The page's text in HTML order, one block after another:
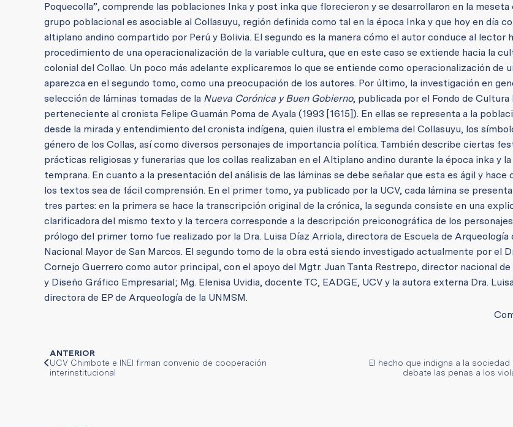
Poquecolla”, comprende las poblaciones Inka y post inka que florecieron y se desarrollaron en la meseta
grupo poblacional es asociable al Collasuyu, región definida como tal en la época Inka y que hoy en día
altiplano andino compartido por Perú y Bolivia. El segundo es la manera cómo el autor conduce al lector
procedimiento de una operacionalización de la variable cultura, que en este caso se extiende hacia la
colonial del Collao. Un poco más adelante explicaremos lo que se entiende como operacionalización de
aparezca en el segundo tomo, como una preocupación de los autores. Por último, la investigación en
selección de láminas tomadas de la Nueva Corónica y Buen Gobierno, publicada por el Fondo de Cultura
perteneciente al cronista Felipe Guamán Poma de Ayala (1993 [1615]). En ellas se representa a la
desde la mirada y entendimiento del cronista indígena, quien ilustra el emblema del Collasuyu, los
género de los Collas, así como diversos personajes de importancia política. También describe ciertas
prácticas religiosas y funerarias que los collas realizaban en el Altiplano andino durante la época inka y la
temprana. En cuanto a la presentación del análisis de las láminas se debe señalar que esta es ágil y hace
los textos sea de fácil comprensión. En el primer tomo, ya publicado por la UCV, cada lámina se
tres partes: en la primera se hace la transcripción original de la crónica, la segunda consiste en una
clarificadora del mismo texto y la tercera corresponde a la descripción preiconográfica de los
prólogo del primer tomo fue realizado por la Dra. Luisa Díaz Arriola, directora de Escuela de Arqueología
Nacional Mayor de San Marcos. El segundo tomo de la obra está siendo investigado actualmente por el
Cornejo Guerrero como autor principal, con el apoyo del Mgtr. Juan Tanta Restrepo, director nacional
y Diseño Gráfico Empresarial; Mg. Elenisa Uvidia, docente TC, EADGE, UCV y la autora externa Dra.
directora de EP de Arqueología de la UNMSM.
ANTERIOR
UCV Chimbote e INEI firman convenio de cooperación
interinstitucional
El hecho que indigna a la sociedad
debate las penas a los